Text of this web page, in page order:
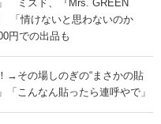
ミスド、『Mrs. GREEN
「情けないと思わないのか
円での出品も
→その場しのぎの“まさかの貼
「こんなん貼ったら連呼やで」